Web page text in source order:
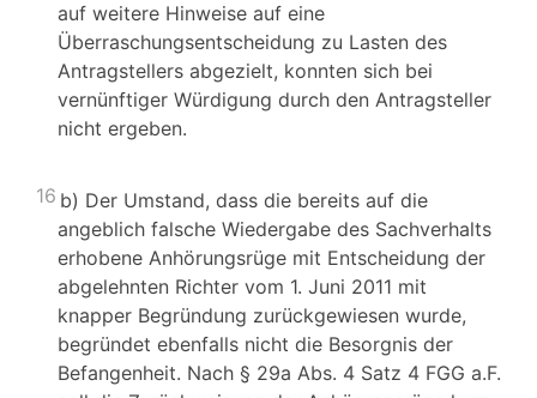
auf weitere Hinweise auf eine
Überraschungsentscheidung zu Lasten des
Antragstellers abgezielt, konnten sich bei
vernünftiger Würdigung durch den Antragsteller
nicht ergeben.
16 b) Der Umstand, dass die bereits auf die
angeblich falsche Wiedergabe des Sachverhalts
erhobene Anhörungsrüge mit Entscheidung der
abgelehnten Richter vom 1. Juni 2011 mit
knapper Begründung zurückgewiesen wurde,
begründet ebenfalls nicht die Besorgnis der
Befangenheit. Nach § 29a Abs. 4 Satz 4 FGG a.F.